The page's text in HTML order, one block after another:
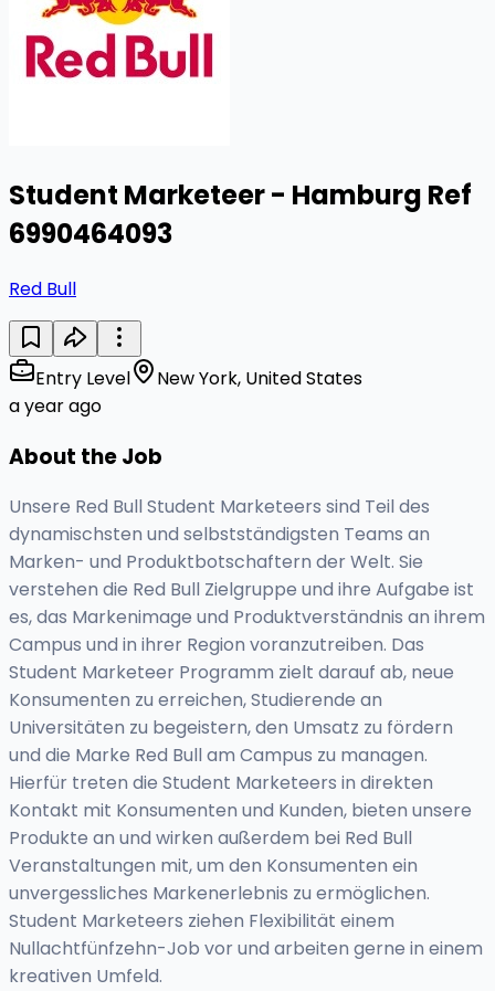
Student Marketeer - Hamburg Ref
6990464093
Red Bull
Entry Level
New York, United States
a year ago
About the Job
Unsere Red Bull Student Marketeers sind Teil des
dynamischsten und selbstständigsten Teams an
Marken- und Produktbotschaftern der Welt. Sie
verstehen die Red Bull Zielgruppe und ihre Aufgabe ist
es, das Markenimage und Produktverständnis an ihrem
Campus und in ihrer Region voranzutreiben. Das
Student Marketeer Programm zielt darauf ab, neue
Konsumenten zu erreichen, Studierende an
Universitäten zu begeistern, den Umsatz zu fördern
und die Marke Red Bull am Campus zu managen.
Hierfür treten die Student Marketeers in direkten
Kontakt mit Konsumenten und Kunden, bieten unsere
Produkte an und wirken außerdem bei Red Bull
Veranstaltungen mit, um den Konsumenten ein
unvergessliches Markenerlebnis zu ermöglichen.
Student Marketeers ziehen Flexibilität einem
Nullachtfünfzehn-Job vor und arbeiten gerne in einem
kreativen Umfeld.